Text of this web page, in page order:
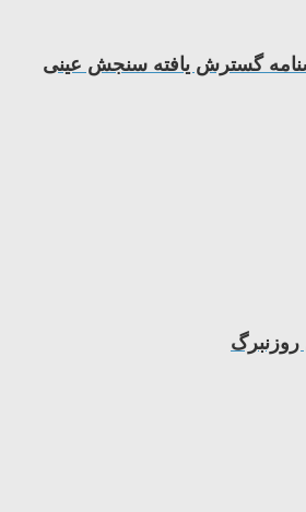
گسترش یافته سنجش عینی